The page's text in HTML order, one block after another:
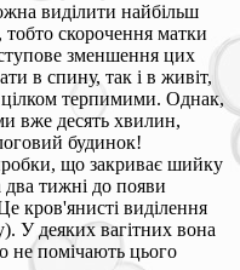
виділити найбільш
скорочення матки
зменшення цих
в спину, так і в живіт,
терпимими. Однак,
вже десять хвилин,
будинок!
що закриває шийку
два тижні до появи
кров'янисті виділення
У деяких вагітних вона
не помічають цього